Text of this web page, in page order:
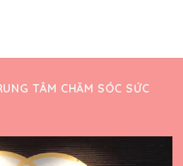
TÂM CHĂM SÓC SỨC